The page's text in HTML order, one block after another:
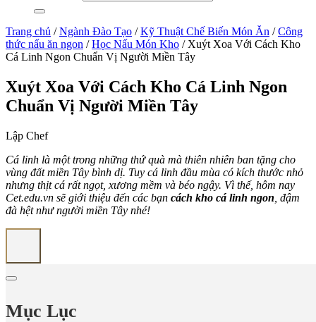
Trang chủ / Ngành Đào Tạo / Kỹ Thuật Chế Biến Món Ăn / Công
thức nấu ăn ngon / Học Nấu Món Kho / Xuýt Xoa Với Cách Kho
Cá Linh Ngon Chuẩn Vị Người Miền Tây
Xuýt Xoa Với Cách Kho Cá Linh Ngon
Chuẩn Vị Người Miền Tây
Lập Chef
Cá linh là một trong những thứ quà mà thiên nhiên ban tặng cho
vùng đất miền Tây bình dị. Tuy cá linh đầu mùa có kích thước nhỏ
nhưng thịt cá rất ngọt, xương mềm và béo ngậy. Vì thế, hôm nay
Cet.edu.vn sẽ giới thiệu đến các bạn cách kho cá linh ngon , đậm
đà hệt như người miền Tây nhé!
Mục Lục